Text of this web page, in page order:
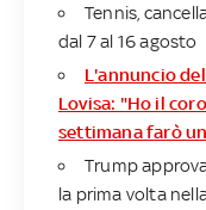
Tennis,
dal 7 al 16 agosto
L'annuncio
Lovisa: "Ho il
settimana farò
Trump
la prima volta